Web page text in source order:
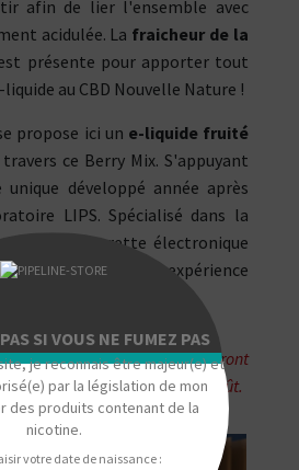
afin de lier l'ensemble avec
acidulée. La fraicheur de la
présente pour apporter tout
au CBD Nouvelle Nature !
propose ici un e-liquide fruité
ce Berry Mix. S'appuyant
développé année après
LIPS. Spécialisé dans la
pour cigarette électronique
fruits offre une expérience
chaque vapoteur.
dépassée. Les e-liquides seront
avec une légère perte de goût.
SI VOUS NE FUMEZ PAS
je reconnais être majeur(e) et
par la législation de mon
des produits contenant de la
nicotine.
votre date de naissance :